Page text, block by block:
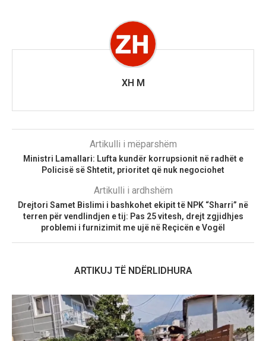
XH M
Artikulli i mëparshëm
Ministri Lamallari: Lufta kundër korrupsionit në radhët e
Policisë së Shtetit, prioritet që nuk negociohet
Artikulli i ardhshëm
Drejtori Samet Bislimi i bashkohet ekipit të NPK “Sharri” në
terren për vendlindjen e tij: Pas 25 vitesh, drejt zgjidhjes
problemi i furnizimit me ujë në Reçicën e Vogël
ARTIKUJ TË NDËRLIDHURA